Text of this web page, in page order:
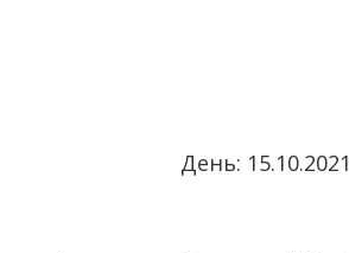
День: 15.10.2021